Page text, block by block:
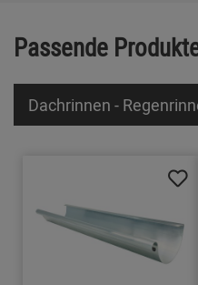
Passende
Dachrinnen -